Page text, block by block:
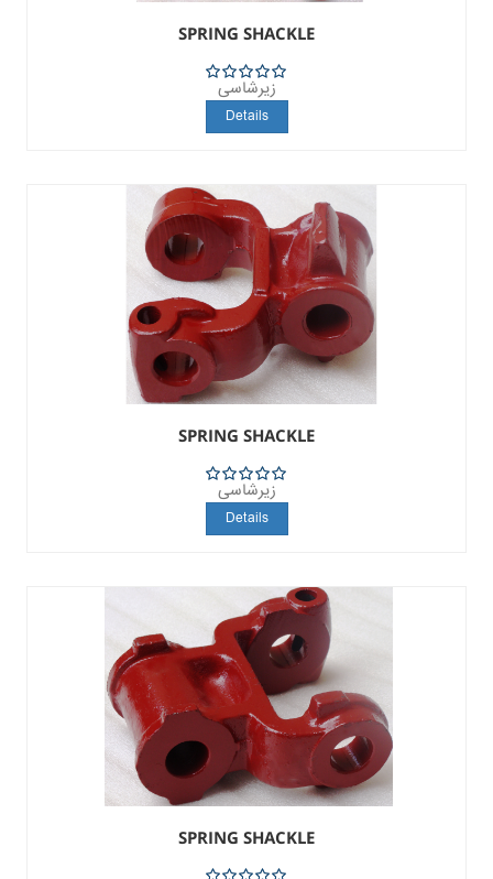
SPRING SHACKLE
5
زیرشاسی
Details
SPRING SHACKLE
5
زیرشاسی
Details
SPRING SHACKLE